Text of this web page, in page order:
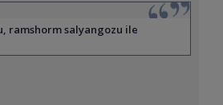
ramshorm salyangozu ile